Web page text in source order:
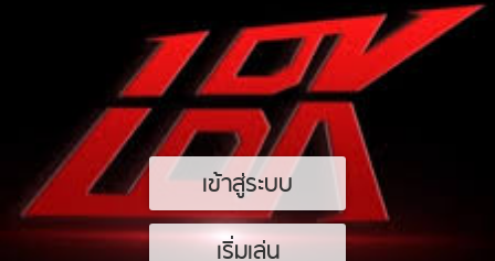
เข้าสู่ระบบ
เริ่มเล่น